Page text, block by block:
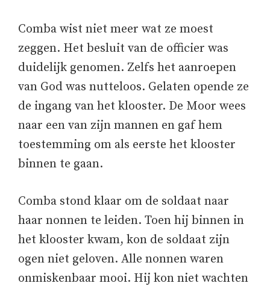
Comba wist niet meer wat ze moest
zeggen. Het besluit van de officier was
duidelijk genomen. Zelfs het aanroepen
van God was nutteloos. Gelaten opende ze
de ingang van het klooster. De Moor wees
naar een van zijn mannen en gaf hem
toestemming om als eerste het klooster
binnen te gaan.
Comba stond klaar om de soldaat naar
haar nonnen te leiden. Toen hij binnen in
het klooster kwam, kon de soldaat zijn
ogen niet geloven. Alle nonnen waren
onmiskenbaar mooi. Hij kon niet wachten